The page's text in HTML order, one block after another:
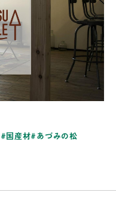
国産材 あづみの松